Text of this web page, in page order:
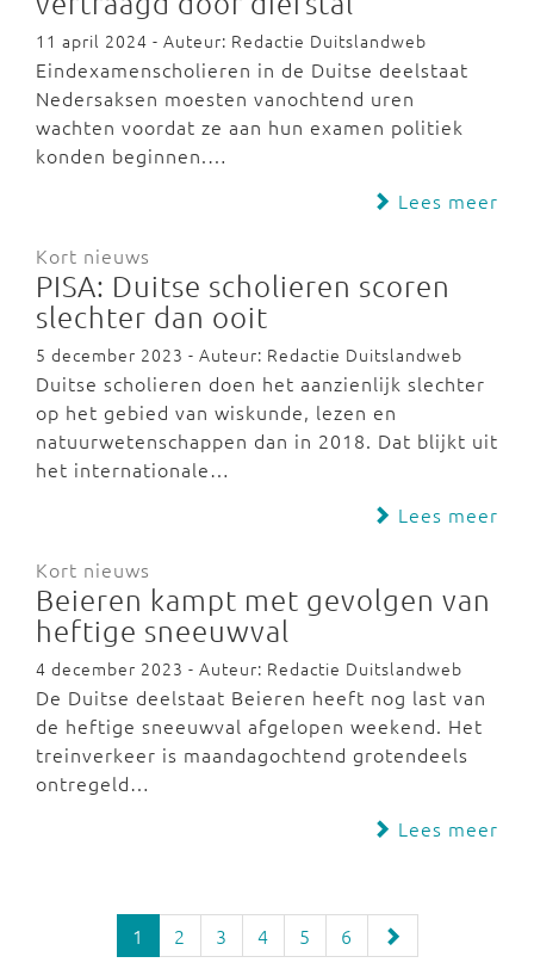
11 april 2024 - Auteur: Redactie Duitslandweb
Eindexamenscholieren in de Duitse deelstaat
Nedersaksen moesten vanochtend uren
wachten voordat ze aan hun examen politiek
konden beginnen.…
Lees meer
Kort nieuws
PISA: Duitse scholieren scoren
slechter dan ooit
5 december 2023 - Auteur: Redactie Duitslandweb
Duitse scholieren doen het aanzienlijk slechter
op het gebied van wiskunde, lezen en
natuurwetenschappen dan in 2018. Dat blijkt uit
het internationale…
Lees meer
Kort nieuws
Beieren kampt met gevolgen van
heftige sneeuwval
4 december 2023 - Auteur: Redactie Duitslandweb
De Duitse deelstaat Beieren heeft nog last van
de heftige sneeuwval afgelopen weekend. Het
treinverkeer is maandagochtend grotendeels
ontregeld…
Lees meer
1 2 3 4 5 6